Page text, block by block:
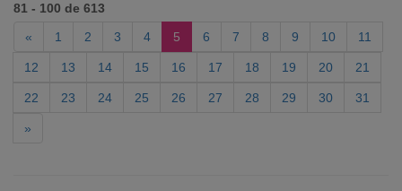
81 - 100 de 613
«
1 2 3 4 5 6 7 8 9 10 11
12 13 14 15 16 17 18 19 20 21
22 23 24 25 26 27 28 29 30 31
»